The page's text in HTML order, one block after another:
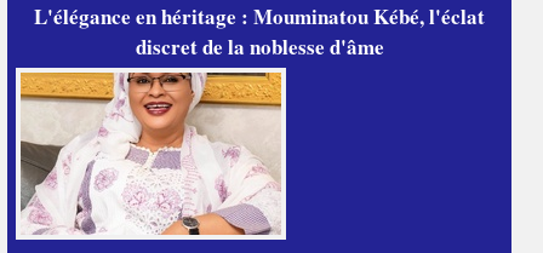
L'élégance en héritage : Mouminatou Kébé, l'éclat
discret de la noblesse d'âme